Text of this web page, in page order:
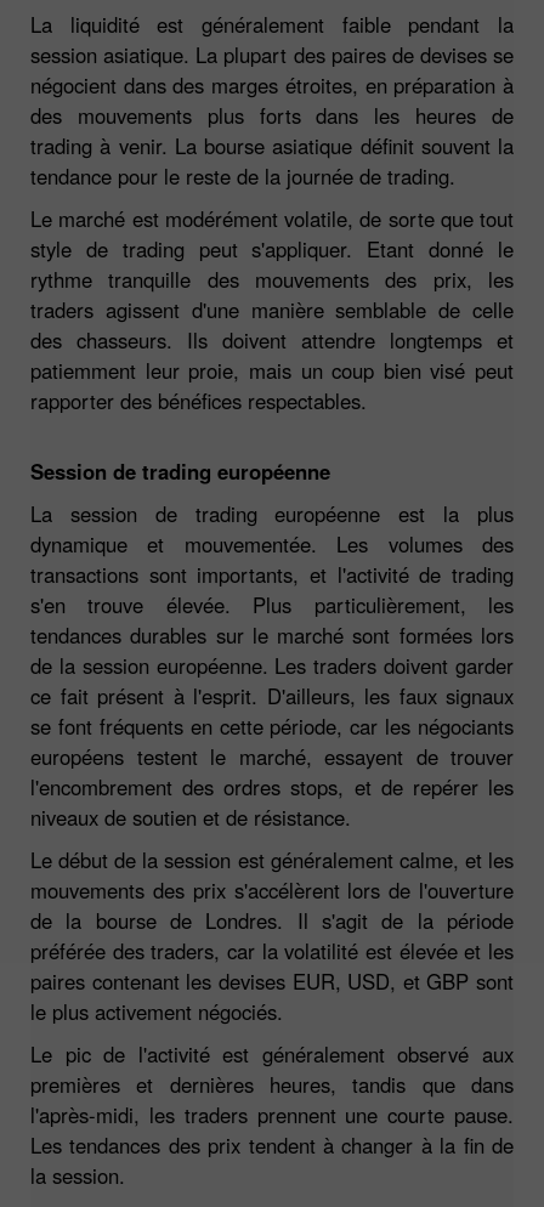
La liquidité est généralement faible pendant la
session asiatique. La plupart des paires de devises se
négocient dans des marges étroites, en préparation à
des mouvements plus forts dans les heures de
trading à venir. La bourse asiatique définit souvent la
tendance pour le reste de la journée de trading.
Le marché est modérément volatile, de sorte que tout
style de trading peut s'appliquer. Etant donné le
rythme tranquille des mouvements des prix, les
traders agissent d'une manière semblable de celle
des chasseurs. Ils doivent attendre longtemps et
patiemment leur proie, mais un coup bien visé peut
rapporter des bénéfices respectables.
Session de trading européenne
La session de trading européenne est la plus
dynamique et mouvementée. Les volumes des
transactions sont importants, et l'activité de trading
s'en trouve élevée. Plus particulièrement, les
tendances durables sur le marché sont formées lors
de la session européenne. Les traders doivent garder
ce fait présent à l'esprit. D'ailleurs, les faux signaux
se font fréquents en cette période, car les négociants
européens testent le marché, essayent de trouver
l'encombrement des ordres stops, et de repérer les
niveaux de soutien et de résistance.
Le début de la session est généralement calme, et les
mouvements des prix s'accélèrent lors de l'ouverture
de la bourse de Londres. Il s'agit de la période
préférée des traders, car la volatilité est élevée et les
paires contenant les devises EUR, USD, et GBP sont
le plus activement négociés.
Le pic de l'activité est généralement observé aux
premières et dernières heures, tandis que dans
l'après-midi, les traders prennent une courte pause.
Les tendances des prix tendent à changer à la fin de
la session.